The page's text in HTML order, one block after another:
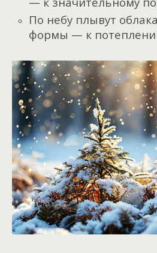
По небу плывут
формы — к